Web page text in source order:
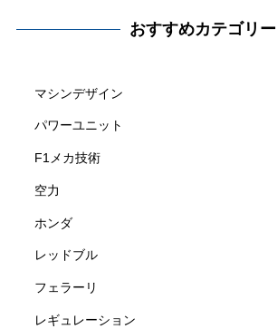
おすすめカテゴリー
マシンデザイン
パワーユニット
F1メカ技術
空力
ホンダ
レッドブル
フェラーリ
レギュレーション